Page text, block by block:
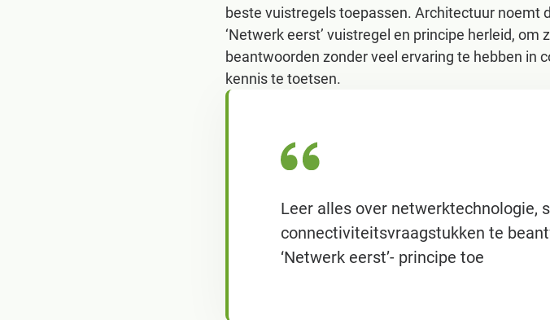
beste vuistregels toepassen. Architectuur noemt
‘Netwerk eerst’ vuistregel en principe herleid,
beantwoorden zonder veel ervaring te hebben in
kennis te toetsen.
Leer alles over netwerktechnologie,
connectiviteitsvraagstukken te
‘Netwerk eerst’- principe toe